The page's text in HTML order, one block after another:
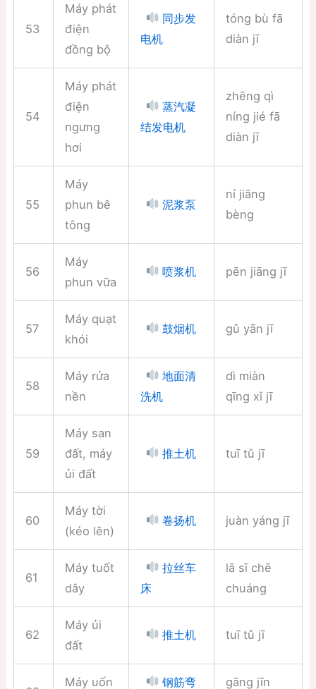
53
Máy phát
điện
đồng bộ
同步发
电机
tóng bù fā
diàn jī
54
Máy phát
điện
ngưng
hơi
蒸汽凝
结发电机
zhēng qì
níng jié fā
diàn jī
55
Máy
phun bê
tông
泥浆泵
ní jiāng
bèng
56
Máy
phun vữa
喷浆机 pēn jiāng jī
57
Máy quạt
khói
鼓烟机 gǔ yān jī
58
Máy rửa
nền
地面清
洗机
dì miàn
qīng xǐ jī
59
Máy san
đất, máy
ủi đất
推土机 tuī tǔ jī
60
Máy tời
(kéo lên)
卷扬机 juàn yáng jī
61
Máy tuốt
dây
拉丝车
床
lā sī chē
chuáng
62
Máy ủi
đất
推土机 tuī tǔ jī
Máy uốn 钢筋弯 gāng jīn